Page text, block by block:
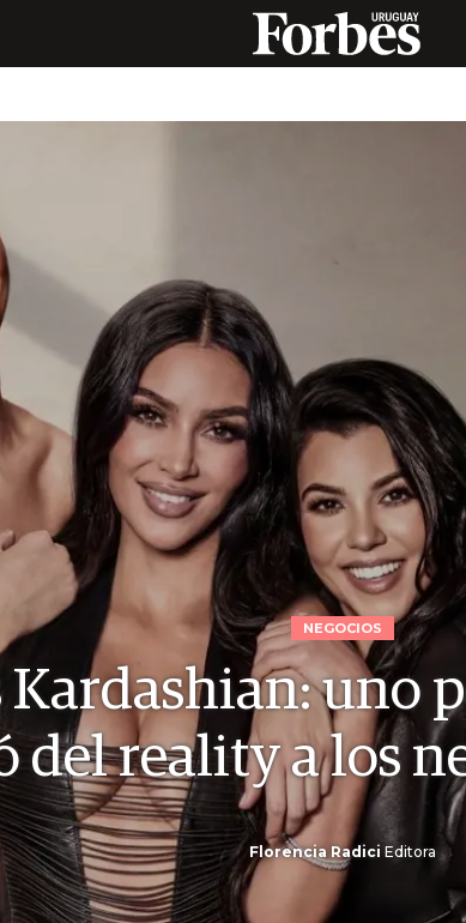
NEGOCIOS
uno
del reality a los
Florencia Radici Editora